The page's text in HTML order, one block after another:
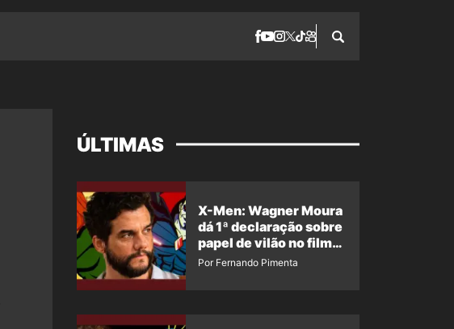
ÚLTIMAS
X-Men: Wagner Moura
dá 1ª declaração sobre
papel de vilão no filme
da Marvel
Por Fernando Pimenta